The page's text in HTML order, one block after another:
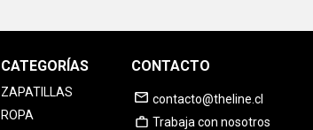
CATEGORÍAS
ZAPATILLAS
ROPA
CONTACTO
contacto@theline.cl
Trabaja con nosotros